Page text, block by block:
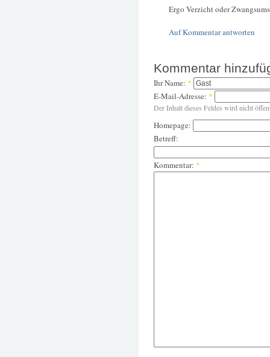
Ergo Verzicht oder
Auf Kommentar antworten
Kommentar
Ihr Name: *
E-Mail-Adresse: *
Der Inhalt dieses Feldes wird nicht
Homepage:
Betreff:
Kommentar: *